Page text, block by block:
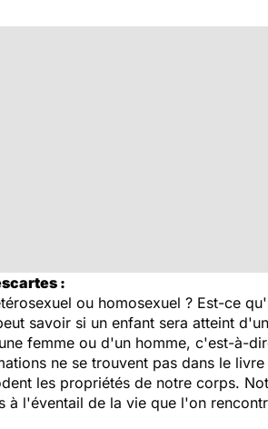
:
ou homosexuel ? Est-ce
savoir si un enfant sera atteint
femme ou d'un homme, c'est-à-
ne se trouvent pas dans le
les propriétés de notre corps.
l'éventail de la vie que l'on